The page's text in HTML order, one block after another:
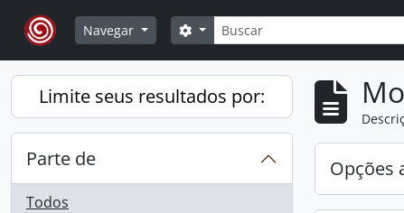
Skip to main content
Navegar
Buscar
Opções de busca
Limite seus resultados por:
Parte de
Todos
Opções